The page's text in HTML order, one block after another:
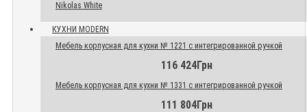
Nikolas White
КУХНИ MODERN
Мебель корпусная для кухни № 1221 с интегрированной ручкой
116 424Грн
Мебель корпусная для кухни № 1331 с интегрированной ручкой
111 804Грн